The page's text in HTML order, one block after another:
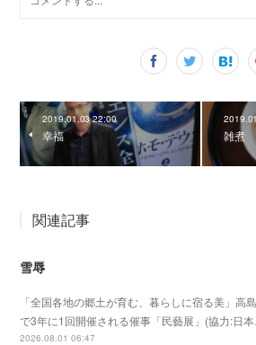
2019.01.03 22:00
幸福 雑煮
関連記事
雪辱
「全国各地の郷土が育む、暮らしに宿る美」高
で3年に1回開催される催事「民藝展」(協力:日本
2026.08.01 06:47